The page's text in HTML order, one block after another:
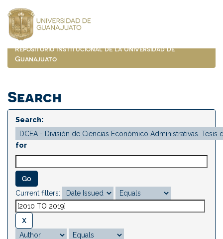
navigation
Repositorio Institucional de la Universidad de
Guanajuato
Search
Search:
for
Current filters: